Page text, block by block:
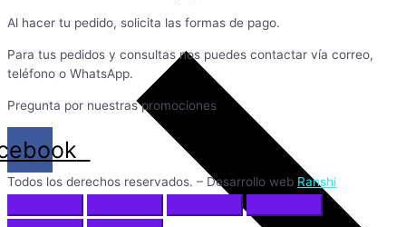
Al hacer tu pedido, solicita las formas de pago.
Para tus pedidos y consultas nos puedes contactar vía correo,
teléfono o WhatsApp.
Pregunta por nuestras promociones
Todos los derechos reservados. – Desarrollo web Ranshi